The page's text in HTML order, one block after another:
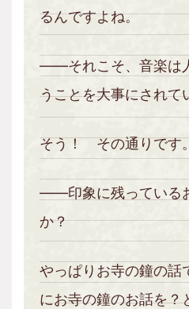
るんですよね。
――それこそ、音楽は
うことを大事にされて
そう！ その通りです
――印象に残っている
か？
やっぱりお寺の鐘の話
にお寺の鐘のお話を？